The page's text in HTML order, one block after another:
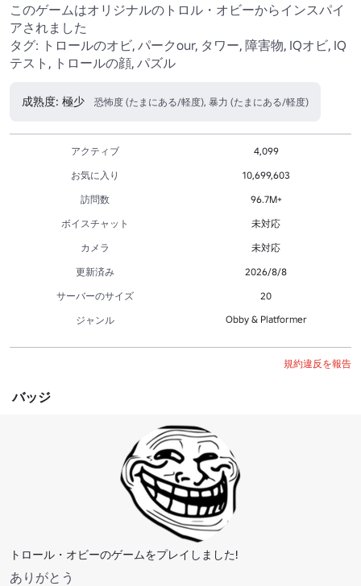
このゲームはオリジナルのトロル・オビーからインスパイ
アされました
タグ: トロールのオビ, パークour, タワー, 障害物, IQオビ, IQ
テスト, トロールの顔, パズル
成熟度: 極少 恐怖度 (たまにある/軽度), 暴力 (たまにある/軽度)
アクティブ
4,099
お気に入り
10,699,603
訪問数
96.7M+
ボイスチャット
未対応
カメラ
未対応
更新済み
2026/8/8
サーバーのサイズ
20
ジャンル
Obby & Platformer
規約違反を報告
バッジ
トロール・オビーのゲームをプレイしました!
ありがとう